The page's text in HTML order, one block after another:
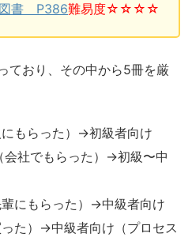
書 P386難易度☆☆☆☆
ており、その中から5冊を厳
にもらった）→初級者向け
（会社でもらった）→初級〜中
輩にもらった）→中級者向け
った）→中級者向け（プロセス